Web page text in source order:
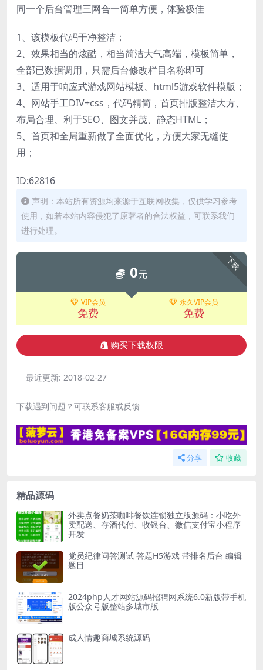
同一个后台管理三网合一简单方便，体验极佳
1、该模板代码干净整洁；
2、效果相当的炫酷，相当简洁大气高端，模板简单，
全部已数据调用，只需后台修改栏目名称即可
3、适用于响应式游戏网站模板、html5游戏软件模版；
4、网站手工DIV+css，代码精简，首页排版整洁大方、
布局合理、利于SEO、图文并茂、静态HTML；
5、首页和全局重新做了全面优化，方便大家无缝使
用；
ID:62816
声明：本站所有资源均来源于互联网收集，仅供学习参考
使用，如若本站内容侵犯了原著者的合法权益，可联系我们
进行处理。
下载
0元
VIP会员
免费
永久VIP会员
免费
购买下载权限
最近更新: 2018-02-27
下载遇到问题？可联系客服或反馈
分享 收藏
精品源码
外卖点餐奶茶咖啡餐饮连锁独立版源码：小吃外
卖配送、存酒代付、收银台、微信支付宝小程序
开发
党员纪律问答测试 答题H5游戏 带排名后台 编辑
题目
2024php人才网站源码招聘网系统6.0新版带手机
版公众号版整站多城市版
成人情趣商城系统源码